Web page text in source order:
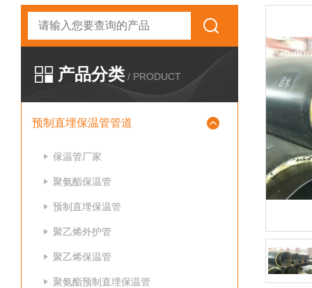
产品分类 / PRODUCT
预制直埋保温管管道
保温管厂家
聚氨酯保温管
预制直埋保温管
聚乙烯外护管
聚乙烯保温管
聚氨酯预制直埋保温管